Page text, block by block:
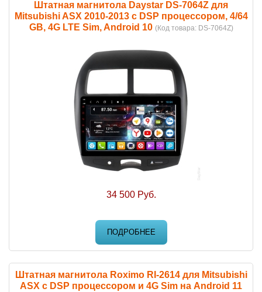
Штатная магнитола Daystar DS-7064Z для
Mitsubishi ASX 2010-2013 с DSP процессором, 4/64
GB, 4G LTE Sim, Android 10 (Код товара: DS-7064Z)
34 500 Руб.
ПОДРОБНЕЕ
Штатная магнитола Roximo RI-2614 для Mitsubishi
ASX c DSP процессором и 4G Sim на Android 11